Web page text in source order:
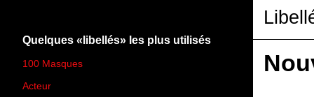
Quelques «libellés» les plus utilisés
100 Masques
Acteur